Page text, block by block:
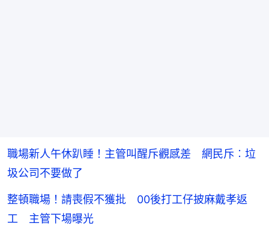
職場新人午休趴睡！主管叫醒斥觀感差 網民斥︰垃
圾公司不要做了
整頓職場！請喪假不獲批 00後打工仔披麻戴孝返
工 主管下場曝光